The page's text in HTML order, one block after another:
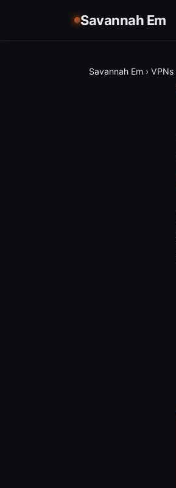
Savannah Em
Savannah Em › VPNs